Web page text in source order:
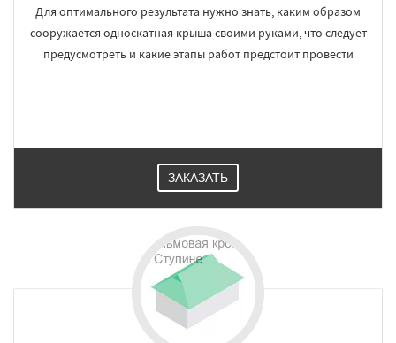
Для оптимального результата нужно знать, каким образом
сооружается односкатная крыша своими руками, что следует
предусмотреть и какие этапы работ предстоит провести
ЗАКАЗАТЬ